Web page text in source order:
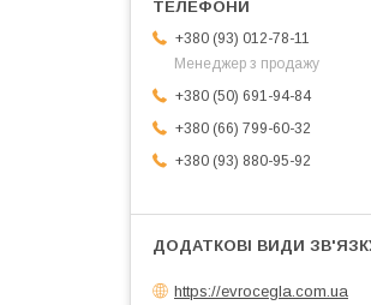
+380 (93) 012-78-11
Менеджер з продажу
+380 (50) 691-94-84
+380 (66) 799-60-32
+380 (93) 880-95-92
https://evrocegla.com.ua